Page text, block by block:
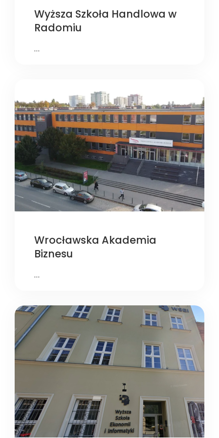
Wyższa Szkoła Handlowa w
Radomiu
…
Wrocławska Akademia
Biznesu
…